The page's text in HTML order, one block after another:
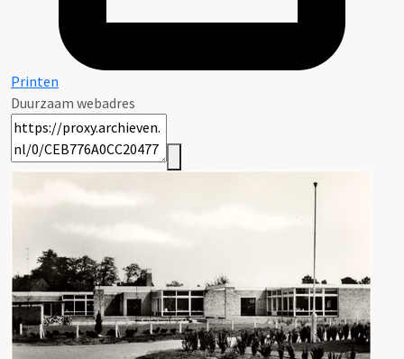
Printen
Duurzaam webadres